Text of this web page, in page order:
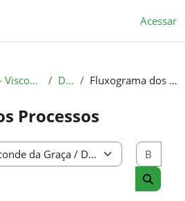
Acessar
Campus Pelotas - Visconde da Graça Diren Fluxograma dos Processos
Processos
Buscar